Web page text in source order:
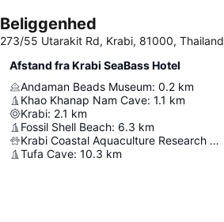
Beliggenhed
273/55 Utarakit Rd, Krabi, 81000, Thailand
Afstand fra Krabi SeaBass Hotel
Andaman Beads Museum: 0.2 km
Khao Khanap Nam Cave: 1.1 km
Krabi: 2.1 km
Fossil Shell Beach: 6.3 km
Krabi Coastal Aquaculture Research And Development Center
Tufa Cave: 10.3 km